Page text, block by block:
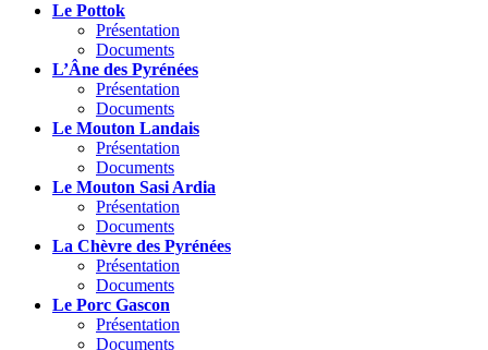
Le Pottok
Présentation
Documents
L’Âne des Pyrénées
Présentation
Documents
Le Mouton Landais
Présentation
Documents
Le Mouton Sasi Ardia
Présentation
Documents
La Chèvre des Pyrénées
Présentation
Documents
Le Porc Gascon
Présentation
Documents